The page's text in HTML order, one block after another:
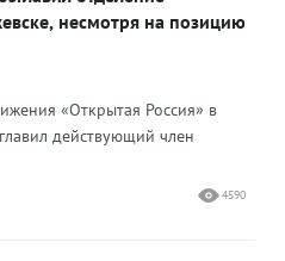
несмотря на позицию
«Открытая Россия» в
действующий член
4590